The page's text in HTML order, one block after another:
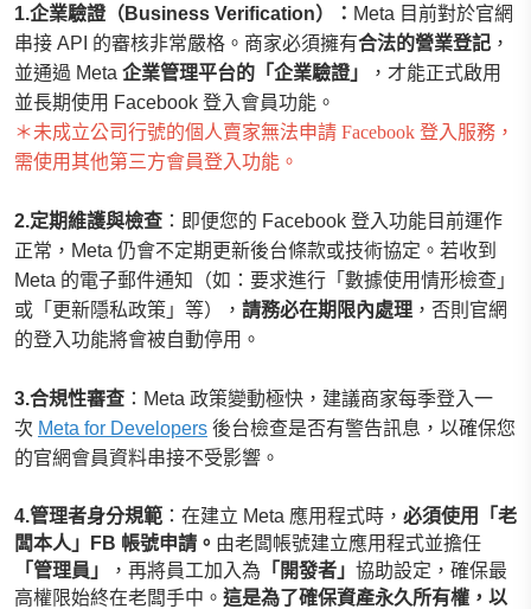
1.企業驗證（Business Verification）： Meta 目前對於官網
串接 API 的審核非常嚴格。 商家必須擁有合法的營業登記 ，
並通過 Meta 企業管理平台的「企業驗證」
，才能正式啟用
並長期使用 Facebook 登入會員功能。
＊未成立公司行號的個人賣家無法申請 Facebook 登入服務，
需使用其他第三方會員登入功能。
2.定期維護與檢查 ：即便您的 Facebook 登入功能目前運作
正常，Meta 仍會不定期更新後台條款或技術協定。若收到
Meta 的電子郵件通知（如：要求進行「數據使用情形檢查」
或「更新隱私政策」等）， 請務必在期限內處理 ，否則官網
的登入功能將會被自動停用。
3.合規性審查 ：Meta 政策變動極快，建議商家每季登入一
次 Meta for Developers 後台檢查是否有警告訊息，以確保您
的官網會員資料串接不受影響。
4.管理者身分規範 ： 在建立 Meta 應用程式時， 必須使用「老
闆本人」FB 帳號申請。 由老闆帳號建立應用程式並擔任
「管理員 」 ，再將員工加入為 「 開發者 」 協助設定，確保最
高權限始終在老闆手中。 這是為了確保資產永久所有權，以